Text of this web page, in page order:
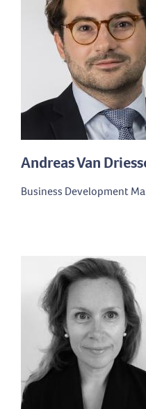
Andreas Van
Business Development